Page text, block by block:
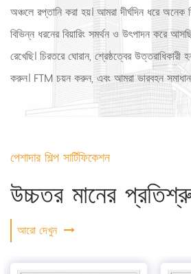
অঞ্চলে রপ্তানি করা হয়। আমরা দীর্ঘদিন ধরে
বিভিন্ন ধরনের বিয়ারিং সমর্থন ও উৎপাদন করে
রেখেছি। চিরতরে ঘোরান, শ্রেষ্ঠত্বের
করুন। FTM চয়ন করুন, এবং আমরা ভারবহন
পেশাদার শিল্প সার্টিফিকেশন
উচ্চতর মানের
আরো দেখুন